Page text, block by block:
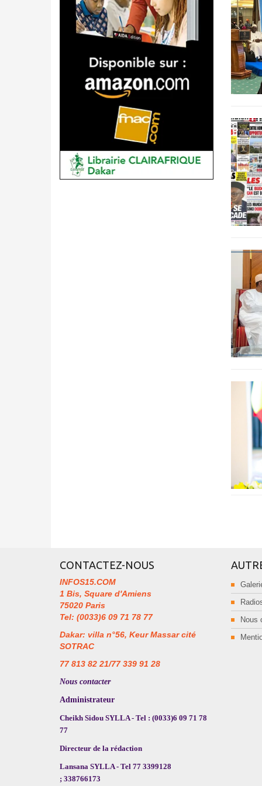
CONTACTEZ-NOUS
INFOS15.COM
1 Bis, Square d'Amiens
75020 Paris
Tel: (0033)6 09 71 78 77
Dakar: villa n°56, Keur Massar cité
SOTRAC
77 813 82 21/77 339 91 28
Nous contacter
Administrateur
Cheikh Sidou SYLLA - Tel : (0033)6 09 71 78
77
Directeur de la rédaction
Lansana SYLLA - Tel 77 3399128
; 338766173
Nous